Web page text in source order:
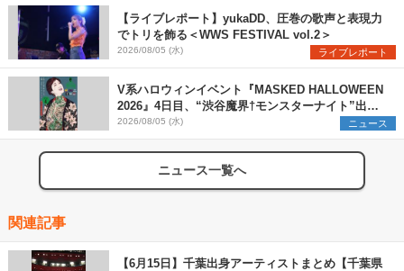
【ライブレポート】yukaDD、圧巻の歌声と表現力
でトリを飾る＜WWS FESTIVAL vol.2＞
2026/08/05 (水) ライブレポート
V系ハロウィンイベント『MASKED HALLOWEEN
2026』4日目、“渋谷魔界†モンスターナイト”出演6
組を発表
2026/08/05 (水) ニュース
ニュース一覧へ
関連記事
【6月15日】千葉出身アーティストまとめ【千葉県